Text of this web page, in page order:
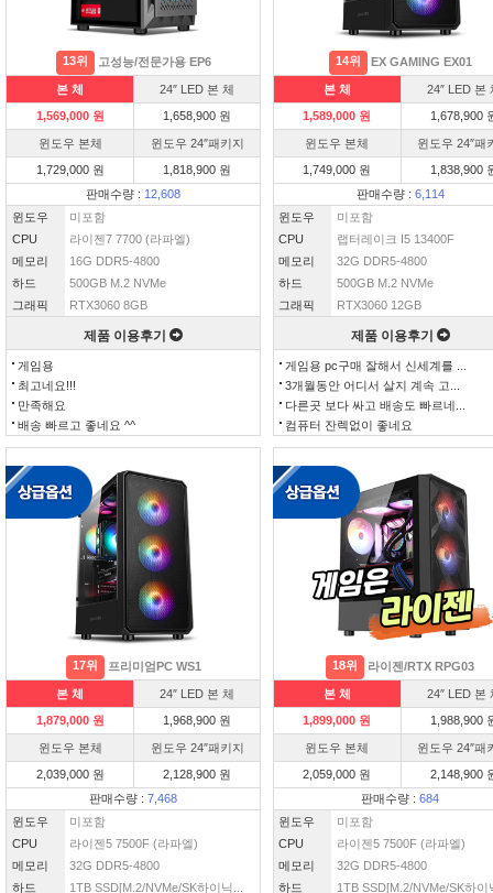
13위 고성능/전문가용 EP6
본 체
24″ LED 본 체
1,569,000 원
1,658,900 원
윈도우 본체
윈도우 24″패키지
1,729,000 원
1,818,900 원
판매수량 : 12,608
윈도우
미포함
CPU
라이젠7 7700 (라파엘)
메모리
16G DDR5-4800
하드
500GB M.2 NVMe
그래픽
RTX3060 8GB
제품 이용후기
게임용
최고네요!!!
만족해요
배송 빠르고 좋네요 ^^
14위 EX GAMING EX01
본 체
24″ LED 본
1,589,000 원
1,678,900
윈도우 본체
윈도우 24″패
1,749,000 원
1,838,900
판매수량 : 6,114
윈도우
미포함
CPU
랩터레이크 I5 13400F
메모리
32G DDR5-4800
하드
500GB M.2 NVMe
그래픽
RTX3060 12GB
제품 이용후기
게임용 pc구매 잘해서 신세계를 ...
3개월동안 어디서 살지 계속 고...
다른곳 보다 싸고 배송도 빠르네...
컴퓨터 잔렉없이 좋네요
17위 프리미엄PC WS1
본 체
24″ LED 본 체
1,879,000 원
1,968,900 원
윈도우 본체
윈도우 24″패키지
2,039,000 원
2,128,900 원
판매수량 : 7,468
윈도우
미포함
CPU
라이젠5 7500F (라파엘)
메모리
32G DDR5-4800
하드
1TB SSD[M.2/NVMe/SK하이닉...
18위 라이젠/RTX RPG03
본 체
24″ LED 본
1,899,000 원
1,988,900
윈도우 본체
윈도우 24″패
2,059,000 원
2,148,900
판매수량 : 684
윈도우
미포함
CPU
라이젠5 7500F (라파엘)
메모리
32G DDR5-4800
하드
1TB SSD[M.2/NVMe/SK하이